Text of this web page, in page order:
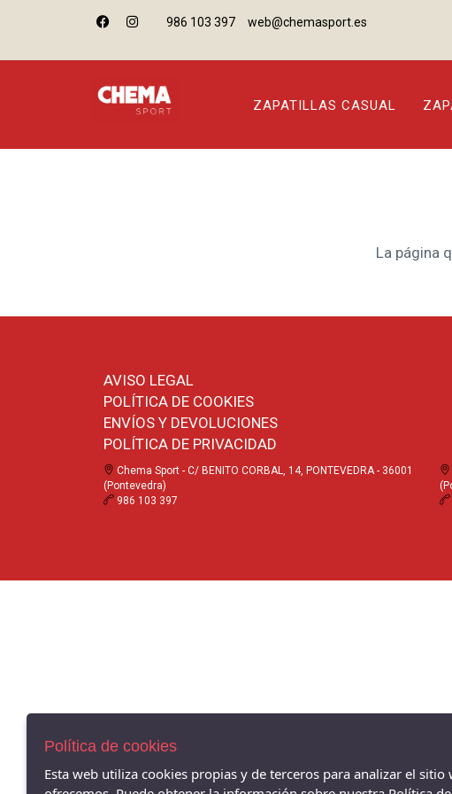
986 103 397 web@chemasport.es
ZAPATILLAS CASUAL
La página
AVISO LEGAL
POLÍTICA DE COOKIES
ENVÍOS Y DEVOLUCIONES
POLÍTICA DE PRIVACIDAD
Chema Sport - C/ BENITO CORBAL, 14, PONTEVEDRA - 36001
(Pontevedra)
986 103 397
Política de cookies
Esta web utiliza cookies propias y de terceros para analizar el